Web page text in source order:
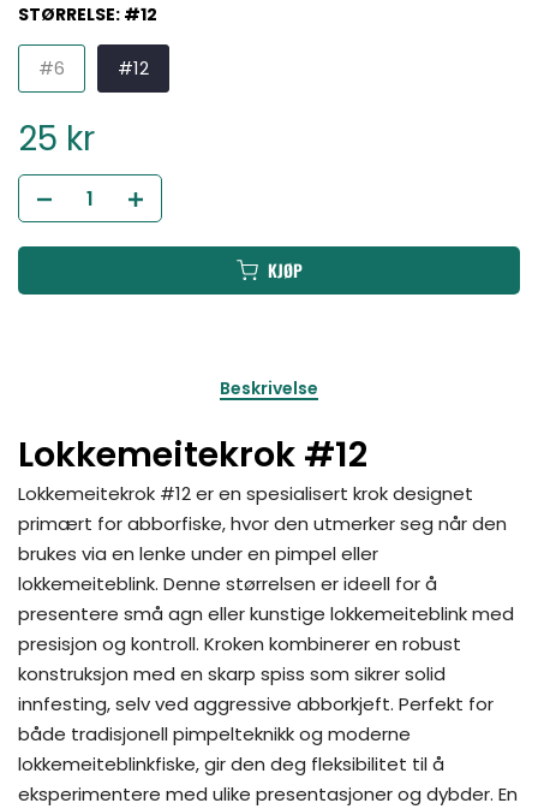
STØRRELSE: #12
#6 #12
25 kr
KJØP
Beskrivelse
Lokkemeitekrok #12
Lokkemeitekrok #12 er en spesialisert krok designet
primært for abborfiske, hvor den utmerker seg når den
brukes via en lenke under en pimpel eller
lokkemeiteblink. Denne størrelsen er ideell for å
presentere små agn eller kunstige lokkemeiteblink med
presisjon og kontroll. Kroken kombinerer en robust
konstruksjon med en skarp spiss som sikrer solid
innfesting, selv ved aggressive abborkjeft. Perfekt for
både tradisjonell pimpelteknikk og moderne
lokkemeiteblinkfiske, gir den deg fleksibilitet til å
eksperimentere med ulike presentasjoner og dybder. En